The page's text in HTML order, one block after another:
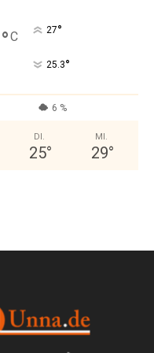
°C 27°
25.3°
6 %
DI.
25°
MI.
29°